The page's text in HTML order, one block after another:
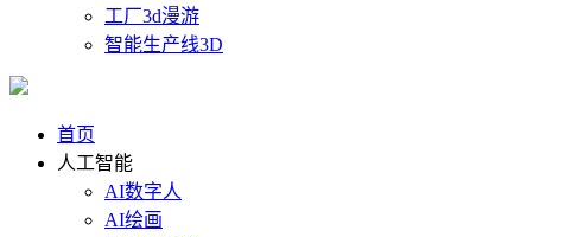
工厂3d漫游
智能生产线3D
首页
人工智能
AI数字人
AI绘画